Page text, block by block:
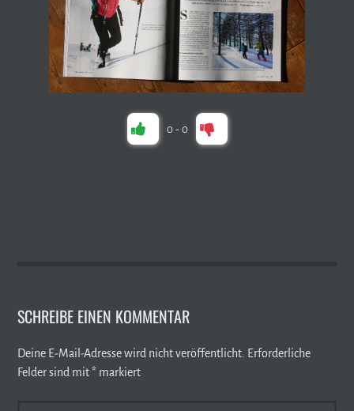
0 - 0
SCHREIBE EINEN KOMMENTAR
Deine E-Mail-Adresse wird nicht veröffentlicht. Erforderliche
Felder sind mit* markiert